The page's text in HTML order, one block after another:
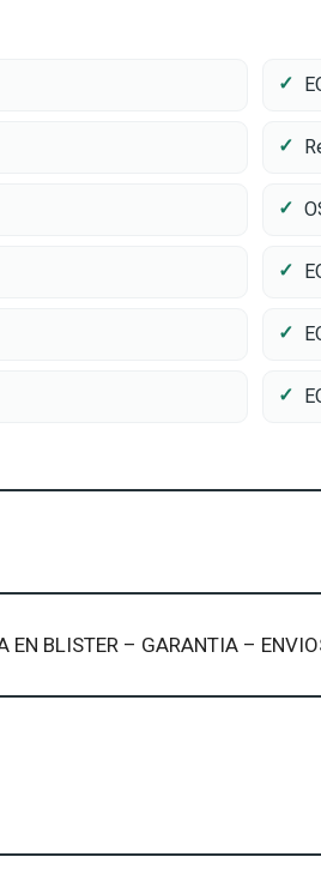
BLISTER – GARANTIA –